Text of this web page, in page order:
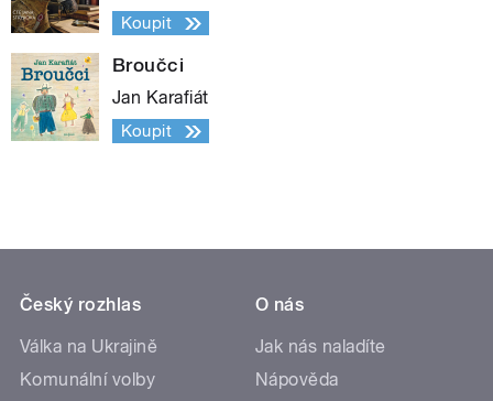
Koupit
Broučci
Jan Karafiát
Koupit
Český rozhlas
Válka na Ukrajině
Komunální volby
O nás
Jak nás naladíte
Nápověda